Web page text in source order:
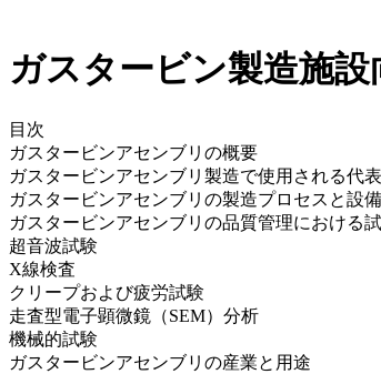
ガスタービン製造施
目次
ガスタービンアセンブリの概要
ガスタービンアセンブリ製造で使用される代
ガスタービンアセンブリの製造プロセスと設備
ガスタービンアセンブリの品質管理における
超音波試験
X線検査
クリープおよび疲労試験
走査型電子顕微鏡（SEM）分析
機械的試験
ガスタービンアセンブリの産業と用途